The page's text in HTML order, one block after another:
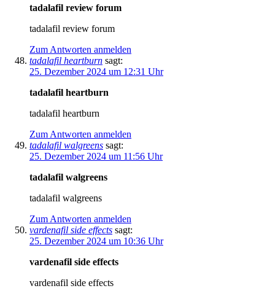
tadalafil review forum
tadalafil review forum
Zum Antworten anmelden
tadalafil heartburn sagt:
25. Dezember 2024 um 12:31 Uhr
tadalafil heartburn
tadalafil heartburn
Zum Antworten anmelden
tadalafil walgreens sagt:
25. Dezember 2024 um 11:56 Uhr
tadalafil walgreens
tadalafil walgreens
Zum Antworten anmelden
vardenafil side effects sagt:
25. Dezember 2024 um 10:36 Uhr
vardenafil side effects
vardenafil side effects